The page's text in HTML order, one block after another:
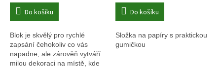
Do košíku
Blok je skvělý pro rychlé
zapsání čehokoliv co vás
napadne, ale zárověň vytváří
milou dekoraci na místě, kde
Do košíku
Složka na papíry s praktickou
gumičkou